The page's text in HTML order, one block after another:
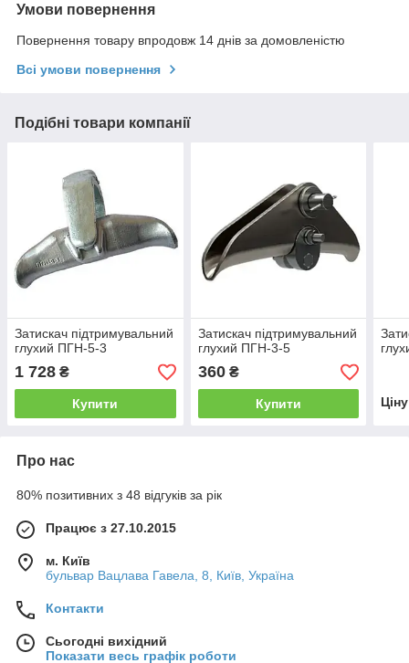
Умови повернення
Повернення товару впродовж 14 днів за домовленістю
Всі умови повернення
Подібні товари компанії
Затискач підтримувальний
глухий ПГН-5-3
1 728 ₴
Купити
Затискач підтримувальний
глухий ПГН-3-5
360₴
Купити
Про нас
80% позитивних з 48 відгуків за рік
Працює з 27.10.2015
м. Київ
бульвар Вацлава Гавела, 8, Київ, Україна
Контакти
Сьогодні вихідний
Показати весь графік роботи